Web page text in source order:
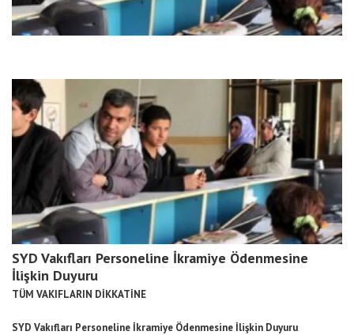
SYD Vakıfları Personeline İkramiye Ödenmesine
İlişkin Duyuru
TÜM VAKIFLARIN DİKKATİNE
SYD Vakıfları Personelineİkramiye Ödenmesine İlişkin Duyuru